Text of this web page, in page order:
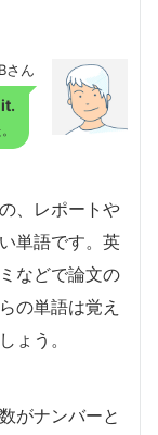
Bさん
、レポートや
単語です。英
などで論文の
の単語は覚え
ょう。
がナンバーと